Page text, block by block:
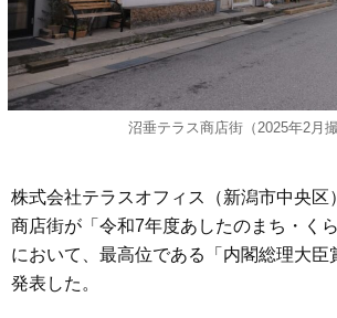
沼垂テラス商店街（2025年2月撮
株式会社テラスオフィス（新潟市中央区
商店街が「令和7年度あしたのまち・く
において、最高位である「内閣総理大臣
発表した。